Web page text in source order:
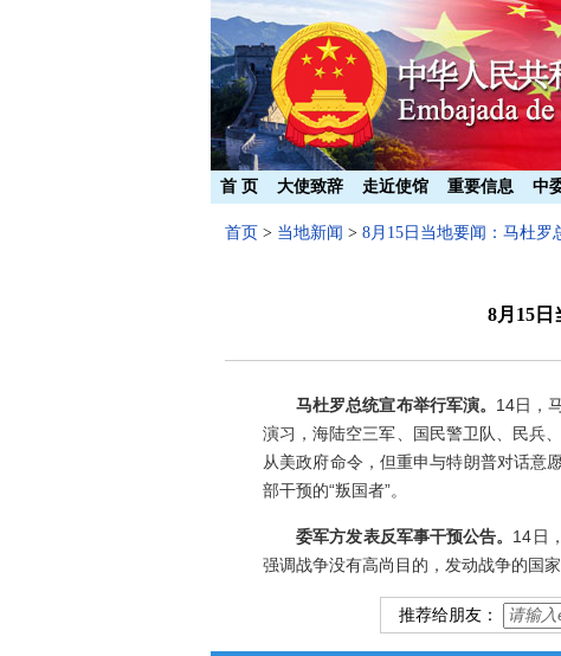
首 页 大使致辞 走近使馆 重要信息 中
首页 > 当地新闻 > 8月15日当地要闻：马杜
8月15
马杜罗总统宣布举行军演。 14日，
演习，海陆空三军、国民警卫队、民兵
从美政府命令，但重申与特朗普对话意
部干预的“叛国者”。
委军方发表反军事干预公告。 14日
强调战争没有高尚目的，发动战争的国
推荐给朋友：